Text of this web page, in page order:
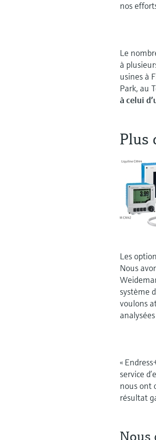
nos
Le
à
usines à
Park, au
à celui
Plus
Les
Nous
système
voulons
«
service
nous ont
résultat
Nous